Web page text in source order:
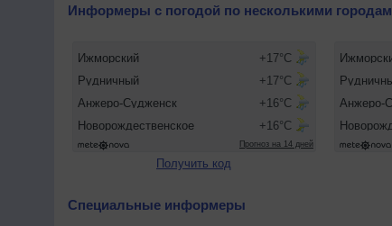
Информеры с погодой по несколькими городам
Получить код
Специальные информеры